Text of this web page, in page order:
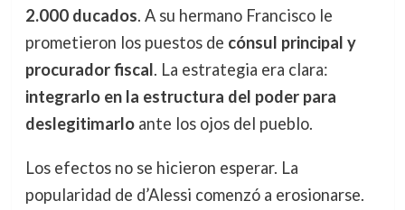
2.000 ducados. A su hermano Francisco le
prometieron los puestos de cónsul principal y
procurador fiscal. La estrategia era clara:
integrarlo en la estructura del poder para
deslegitimarloante los ojos del pueblo.
Los efectos no se hicieron esperar. La
popularidad de d’Alessi comenzó a erosionarse.